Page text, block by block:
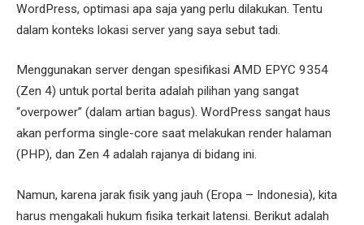
WordPress, optimasi apa saja yang perlu dilakukan. Tentu
dalam konteks lokasi server yang saya sebut tadi.
Menggunakan server dengan spesifikasi AMD EPYC 9354
(Zen 4) untuk portal berita adalah pilihan yang sangat
“overpower” (dalam artian bagus). WordPress sangat haus
akan performa single-core saat melakukan render halaman
(PHP), dan Zen 4 adalah rajanya di bidang ini.
Namun, karena jarak fisik yang jauh (Eropa – Indonesia), kita
harus mengakali hukum fisika terkait latensi. Berikut adalah